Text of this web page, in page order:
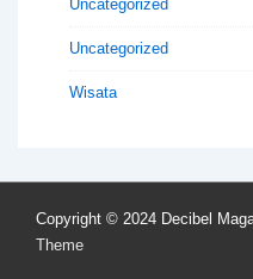
Uncategorized
Uncategorized
Wisata
Copyright © 2024 Decibel
Theme